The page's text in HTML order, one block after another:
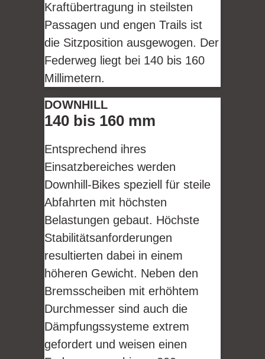
Kraftübertragung in steilsten
Passagen und engen Trails ist
die Sitzposition ausgewogen. Der
Federweg liegt bei 140 bis 160
Millimetern.
DOWNHILL
140 bis 160 mm
Entsprechend ihres
Einsatzbereiches werden
Downhill-Bikes speziell für steile
Abfahrten mit höchsten
Belastungen gebaut. Höchste
Stabilitätsanforderungen
resultierten dabei in einem
höheren Gewicht. Neben den
Bremsscheiben mit erhöhtem
Durchmesser sind auch die
Dämpfungssysteme extrem
gefordert und weisen einen